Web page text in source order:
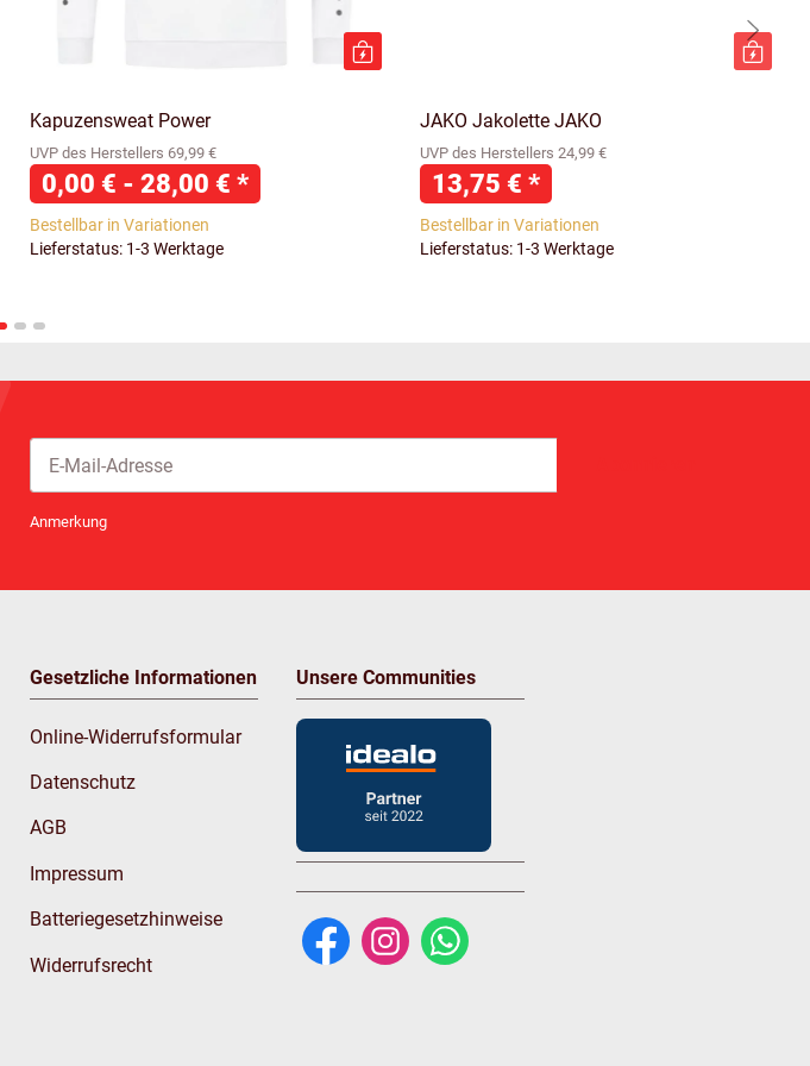
Kapuzensweat Power
UVP des Herstellers 69,99 €
0,00 € - 28,00 € *
Bestellbar in Variationen
Lieferstatus: 1-3 Werktage
JAKO Jakolette JAKO
UVP des Herstellers 24,99 €
13,75 € *
Bestellbar in Variationen
Lieferstatus: 1-3 Werktage
Anmerkung
Gesetzliche Informationen
Online-Widerrufsformular
Datenschutz
AGB
Impressum
Batteriegesetzhinweise
Widerrufsrecht
Unsere Communities